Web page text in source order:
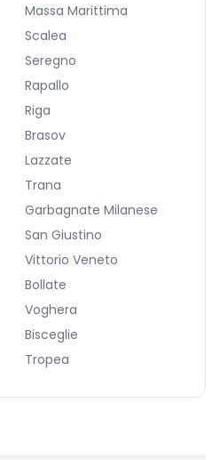
Massa Marittima
Scalea
Seregno
Rapallo
Riga
Brasov
Lazzate
Trana
Garbagnate Milanese
San Giustino
Vittorio Veneto
Bollate
Voghera
Bisceglie
Tropea